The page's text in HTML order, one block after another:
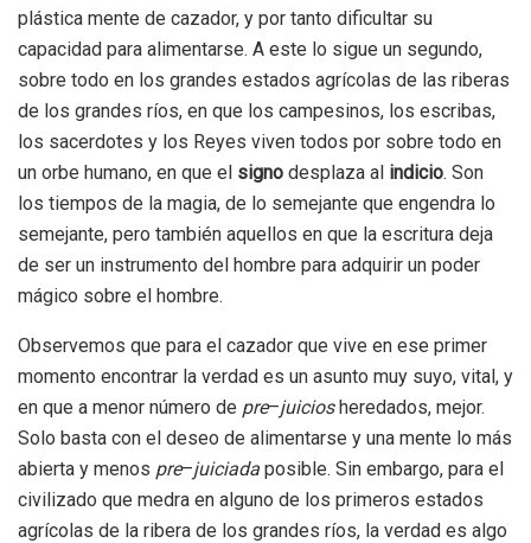
plástica mente de cazador, y por tanto dificultar su
capacidad para alimentarse. A este lo sigue un segundo,
sobre todo en los grandes estados agrícolas de las riberas
de los grandes ríos, en que los campesinos, los escribas,
los sacerdotes y los Reyes viven todos por sobre todo en
un orbe humano, en que el signo desplaza al indicio. Son
los tiempos de la magia, de lo semejante que engendra lo
semejante, pero también aquellos en que la escritura deja
de ser un instrumento del hombre para adquirir un poder
mágico sobre el hombre.
Observemos que para el cazador que vive en ese primer
momento encontrar la verdad es un asunto muy suyo, vital, y
en que a menor número de pre–juiciosheredados, mejor.
Solo basta con el deseo de alimentarse y una mente lo más
abierta y menos pre–juiciada posible. Sin embargo, para el
civilizado que medra en alguno de los primeros estados
agrícolas de la ribera de los grandes ríos, la verdad es algo